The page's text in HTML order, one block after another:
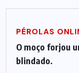
PÉROLAS
O moço forjou
blindado.